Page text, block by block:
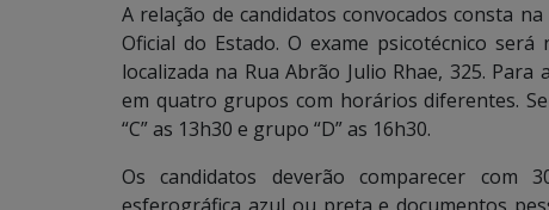
A relação de candidatos convocados consta
Oficial do Estado. O exame psicotécnico
localizada na Rua Abrão Julio Rhae, 325.
em quatro grupos com horários diferentes.
“C” as 13h30 e grupo “D” as 16h30.
Os candidatos deverão comparecer com